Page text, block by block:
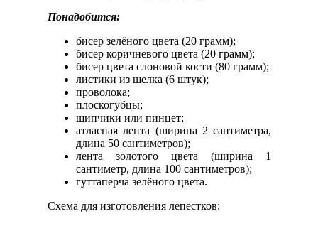
Понадобится:
бисер зелёного цвета (20 грамм);
бисер коричневого цвета (20 грамм);
бисер цвета слоновой кости (80 грамм);
листики из шелка (6 штук);
проволока;
плоскогубцы;
щипчики или пинцет;
атласная лента (ширина 2 сантиметра,
длина 50 сантиметров);
лента золотого цвета (ширина 1
сантиметр, длина 100 сантиметров);
гуттаперча зелёного цвета.
Схема для изготовления лепестков: